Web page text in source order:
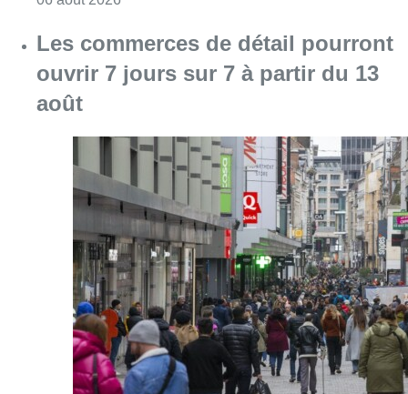
Les commerces de détail pourront
ouvrir 7 jours sur 7 à partir du 13
août